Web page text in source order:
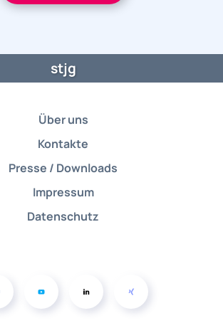
stjg
Über uns
Kontakte
Presse / Downloads
Impressum
Datenschutz